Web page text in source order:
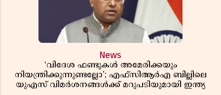
News
‘വിദേശ ഫണ്ടുകൾ അമേരിക്കയും
നിയന്ത്രിക്കുന്നുണ്ടല്ലോ’; എഫ്സിആർഎ ബില്ലിലെ
യുഎസ് വിമർശനങ്ങൾക്ക് മറുപടിയുമായി ഇന്ത്യ